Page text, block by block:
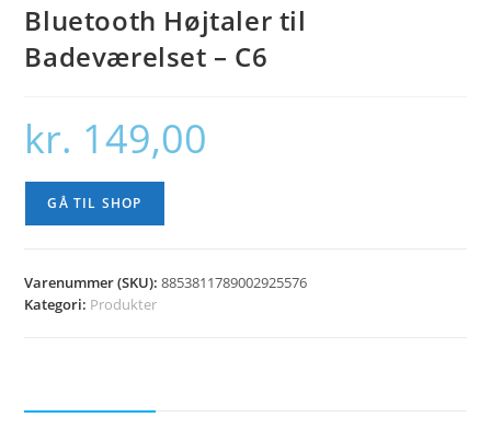
Bluetooth Højtaler til
Badeværelset – C6
kr. 149,00
GÅ TIL SHOP
Varenummer (SKU):8853811789002925576
Kategori: Produkter